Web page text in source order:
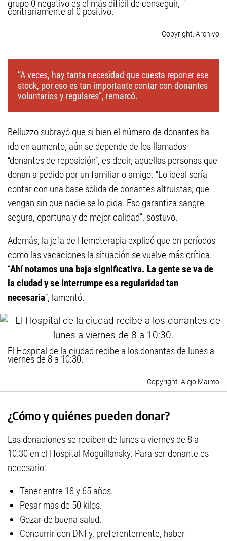
grupo 0 negativo es el más difícil de conseguir,
contrariamente al 0 positivo.
Archivo
“A veces, hay tanta necesidad que cuesta reponer ese
stock, por eso es tan importante contar con donantes
voluntarios y regulares”, remarcó.
Belluzzo subrayó que si bien el número de donantes ha
ido en aumento, aún se depende de los llamados
“donantes de reposición”, es decir, aquellas personas que
donan a pedido por un familiar o amigo. “Lo ideal sería
contar con una base sólida de donantes altruistas, que
vengan sin que nadie se lo pida. Eso garantiza sangre
segura, oportuna y de mejor calidad”, sostuvo.
Además, la jefa de Hemoterapia explicó que en períodos
como las vacaciones la situación se vuelve más crítica.
“Ahí notamos una baja significativa. La gente se va de
la ciudad y se interrumpe esa regularidad tan
necesaria”, lamentó.
El Hospital de la ciudad recibe a los donantes de lunes a
viernes de 8 a 10:30.
Alejo Maimo
¿Cómo y quiénes pueden donar?
Las donaciones se reciben de lunes a viernes de 8 a
10:30 en el Hospital Moguillansky. Para ser donante es
necesario:
Tener entre 18 y 65 años.
Pesar más de 50 kilos.
Gozar de buena salud.
Concurrir con DNI y, preferentemente, haber